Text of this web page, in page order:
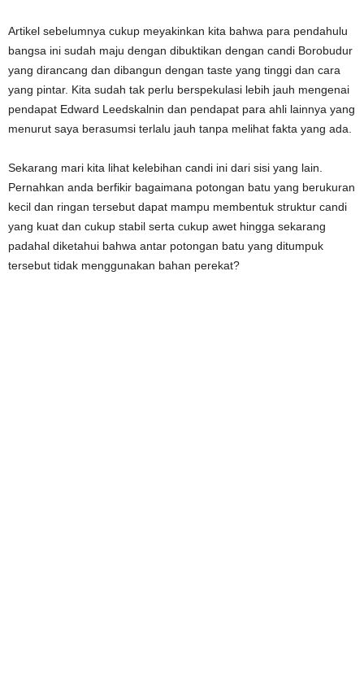
Artikel sebelumnya cukup meyakinkan kita bahwa para pendahulu
bangsa ini sudah maju dengan dibuktikan dengan candi Borobudur
yang dirancang dan dibangun dengan taste yang tinggi dan cara
yang pintar. Kita sudah tak perlu berspekulasi lebih jauh mengenai
pendapat Edward Leedskalnin dan pendapat para ahli lainnya yang
menurut saya berasumsi terlalu jauh tanpa melihat fakta yang ada.
Sekarang mari kita lihat kelebihan candi ini dari sisi yang lain.
Pernahkan anda berfikir bagaimana potongan batu yang berukuran
kecil dan ringan tersebut dapat mampu membentuk struktur candi
yang kuat dan cukup stabil serta cukup awet hingga sekarang
padahal diketahui bahwa antar potongan batu yang ditumpuk
tersebut tidak menggunakan bahan perekat?